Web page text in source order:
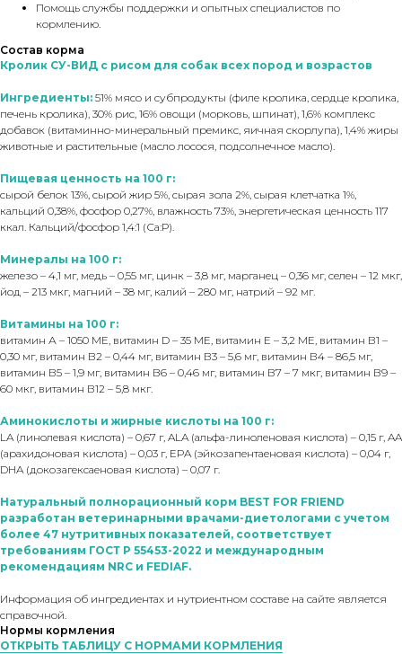
Помощь службы поддержки и опытных специалистов по
кормлению.
Состав корма
Кролик СУ-ВИД с рисом для собак всех пород и возрастов
Ингредиенты: 51% мясо и субпродукты (филе кролика, сердце кролика,
печень кролика), 30% рис, 16% овощи (морковь, шпинат), 1,6% комплекс
добавок (витаминно-минеральный премикс, яичная скорлупа), 1,4% жиры
животные и растительные (масло лосося, подсолнечное масло).
Пищевая ценность на 100 г:
сырой белок 13%, сырой жир 5%, сырая зола 2%, сырая клетчатка 1%,
кальций 0,38%, фосфор 0,27%, влажность 73%, энергетическая ценность 117
ккал. Кальций/фосфор 1,4:1 (Са:Р).
Минералы на 100 г:
железо – 4,1 мг, медь – 0,55 мг, цинк – 3,8 мг, марганец – 0,36 мг, селен – 12 мкг,
йод – 213 мкг, магний – 38 мг, калий – 280 мг, натрий – 92 мг.
Витамины на 100 г:
витамин А – 1050 МЕ, витамин D – 35 МЕ, витамин Е – 3,2 МЕ, витамин В1 –
0,30 мг, витамин В2 – 0,44 мг, витамин В3 – 5,6 мг, витамин В4 – 86,5 мг,
витамин В5 – 1,9 мг, витамин В6 – 0,46 мг, витамин В7 – 7 мкг, витамин В9 –
60 мкг, витамин В12 – 5,8 мкг.
Аминокислоты и жирные кислоты на 100 г:
LA (линолевая кислота) – 0,67 г, ALA (альфа-линоленовая кислота) – 0,15 г, AA
(арахидоновая кислота) – 0,03 г, EPA (эйкозапентаеновая кислота) – 0,04 г,
DHA (докозагексаеновая кислота) – 0,07 г.
Натуральный полнорационный корм BEST FOR FRIEND
разработан ветеринарными врачами-диетологами с учетом
более 47 нутритивных показателей, соответствует
требованиям ГОСТ Р 55453-2022 и международным
рекомендациям NRC и FEDIAF.
Информация об ингредиентах и нутриентном составе на сайте является
справочной.
Нормы кормления
ОТКРЫТЬ ТАБЛИЦУ С НОРМАМИ КОРМЛЕНИЯ